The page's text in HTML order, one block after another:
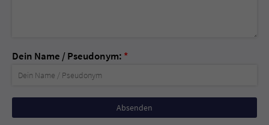
Dein Name / Pseudonym: *
Nicht
ausfüllen!